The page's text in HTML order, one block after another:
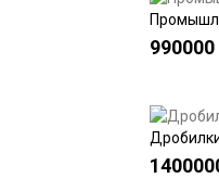
990000